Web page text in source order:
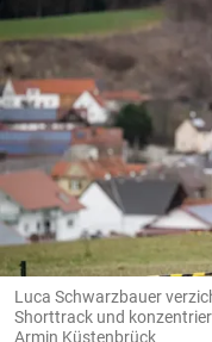
Luca Schwarzbauer
Shorttrack und
Armin Küstenbrück